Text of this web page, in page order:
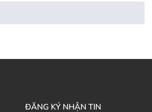
các loại
ĐĂNG KÝ NHẬN TIN